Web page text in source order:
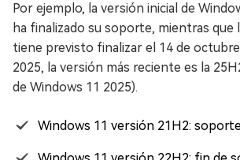
Por ejemplo, la versión inicial de
ha finalizado su soporte, mientras que
tiene previsto finalizar el 14 de
2025, la versión más reciente es la
de Windows 11 2025).
Windows 11 versión 21H2: